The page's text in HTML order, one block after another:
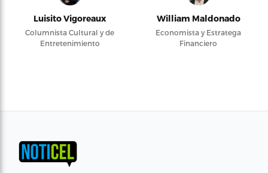
Luisito Vigoreaux
Columnista Cultural y de
Entretenimiento
William Maldonado
Economista y Estratega
Financiero